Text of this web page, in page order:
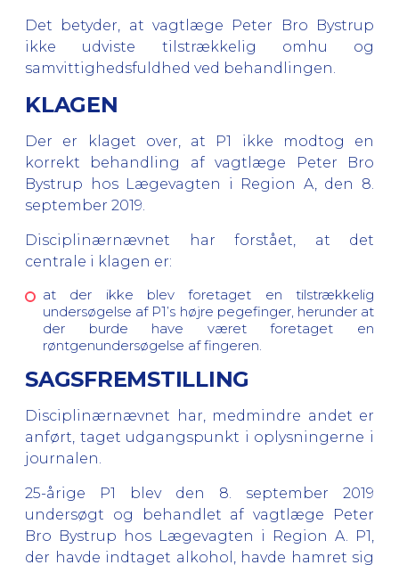
Det betyder, at vagtlæge Peter Bro Bystrup
ikke udviste tilstrækkelig omhu og
samvittighedsfuldhed ved behandlingen.
KLAGEN
Der er klaget over, at P1 ikke modtog en
korrekt behandling af vagtlæge
Peter Bro
Bystrup
hos Lægevagten i Region A, den 8.
september 2019.
Disciplinærnævnet har forstået, at det
centrale i klagen er:
at der ikke blev foretaget en tilstrækkelig
undersøgelse af P1’s højre pegefinger, herunder at
der burde have været foretaget en
røntgenundersøgelse af fingeren.
SAGSFREMSTILLING
Disciplinærnævnet har, medmindre andet er
anført, taget udgangspunkt i oplysningerne i
journalen.
25-årige P1 blev den 8. september 2019
undersøgt og behandlet af vagtlæge
Peter
Bro Bystrup hos Lægevagten i Region A.
P1,
der havde indtaget alkohol, havde hamret sig